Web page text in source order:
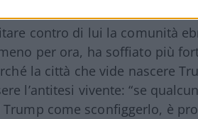
Mamdani come“comunista
contro di lui la comunità
per ora, ha soffiato più
la città che vide nascere
l’antitesi vivente: “se
come sconfiggerlo, è